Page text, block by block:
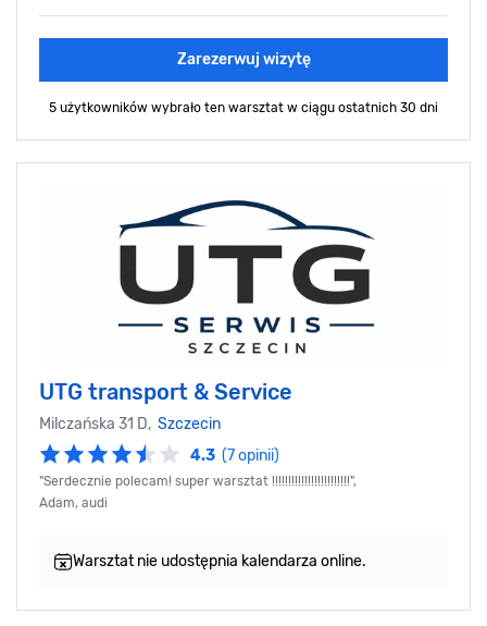
Zarezerwuj wizytę
5 użytkowników wybrało ten warsztat w ciągu ostatnich 30 dni
UTG transport & Service
Milczańska 31 D, Szczecin
4.3 (7 opinii)
"Serdecznie polecam! super warsztat !!!!!!!!!!!!!!!!!!!!!!!!",
Adam, audi
Warsztat nie udostępnia kalendarza online.